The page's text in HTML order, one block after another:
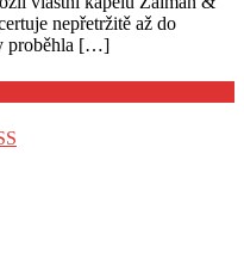
nepřetržitě až do
proběhla […]